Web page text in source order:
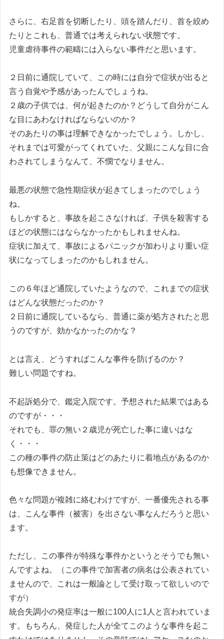
さらに、右足首を切断したり、頭を踏んだり、首を絞め
たりとこれも、普通では考えられない状態です。
児童虐待事件の範疇には入らない事件だと思います。
２日前に通院していて、この時には自分で症状が出ると
言う自覚や予感があったんでしょうね。
２歳の子供では、何が起きたのか？どうして自分がこん
な目にあわなければならないのか？
そのあたりの事は理解できなかったでしょう。しかし、
それまでは可愛がってくれていた、父親にこんな目に合
わされてしまうなんて、不憫でなりません。
最悪の状態で急性期症状が起きてしまったのでしょう
ね。
もしかすると、事故を起こさなければ、子供を殺害する
ほどの状態にはならなかったかもしれませんね。
症状に加えて、事故によるパニックが加わりより重い症
状になってしまったのかもしれません。
この６年ほど通院していたようなので、これまでの症状
はどんな状態だったのか？
２日前に通院しているなら、普通に薬が処方されたと思
うのですが、効かなかったのかな？
とは言え、どうすればこんな事件を防げるのか？
難しい問題ですね。
不起訴処分で、鑑定入院です。予想された結果ではある
のですが・・・
それでも、罪の無い２歳児が死亡した事に違いはな
く・・・
この種の事件の防止策はどのあたりに着地点があるのか
も想像できません。
色々な問題が複雑に絡むわけですが、一番優先される事
は、こんな事件（被害）を出さない事なんだろうと思い
ます。
ただし、この事件が特殊な事件かというとそうでも無い
んですよね。（この事件で加害者の病名は公表されてい
ませんので、これは一般論として受け取って欲しいので
すが）
統合失調小の発症率は一般に100人に1人と言われていま
す。もちろん、発症した人が全てこのような事件を起こ